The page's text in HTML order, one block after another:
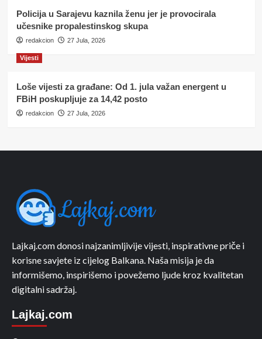
Policija u Sarajevu kaznila ženu jer je provocirala
učesnike propalestinskog skupa
redakcion 27 Jula, 2026
Vijesti
Loše vijesti za građane: Od 1. jula važan energent u
FBiH poskupljuje za 14,42 posto
redakcion 27 Jula, 2026
Lajkaj.com donosi najzanimljivije vijesti, inspirativne priče i
korisne savjete iz cijelog Balkana. Naša misija je da
informišemo, inspirišemo i povežemo ljude kroz kvalitetan
digitalni sadržaj.
Lajkaj.com